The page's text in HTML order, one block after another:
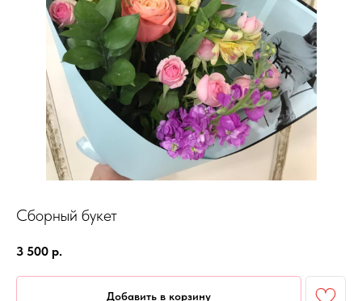
Сборный букет
3 500 р.
Добавить в корзину